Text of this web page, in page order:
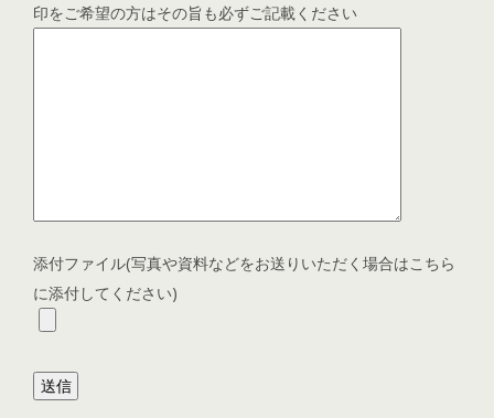
印をご希望の方はその旨も必ずご記載ください
添付ファイル(写真や資料などをお送りいただく場合はこちら
に添付してください)